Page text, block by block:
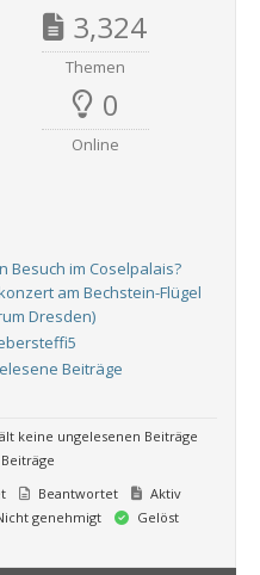
3,324
Themen
0
Online
Besuch im Coselpalais?
am Bechstein-Flügel
Dresden)
Beiträge
keine ungelesenen Beiträge
Beantwortet
Aktiv
genehmigt
Gelöst